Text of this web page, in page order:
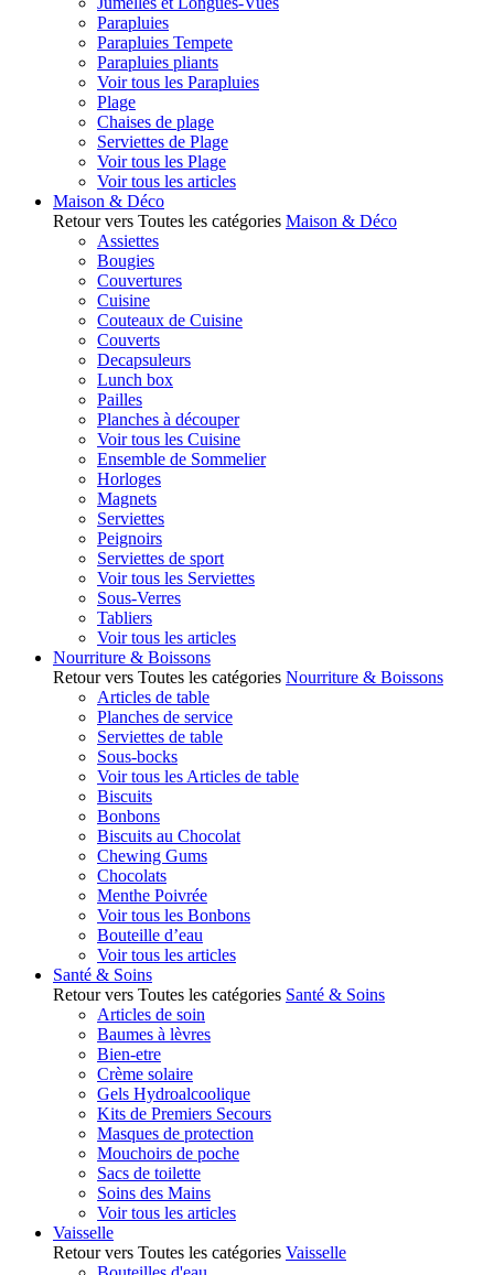
Parapluies
Parapluies Tempete
Parapluies pliants
Voir tous les Parapluies
Plage
Chaises de plage
Serviettes de Plage
Voir tous les Plage
Voir tous les articles
Maison & Déco
Retour vers Toutes les catégories Maison & Déco
Assiettes
Bougies
Couvertures
Cuisine
Couteaux de Cuisine
Couverts
Decapsuleurs
Lunch box
Pailles
Planches à découper
Voir tous les Cuisine
Ensemble de Sommelier
Horloges
Magnets
Serviettes
Peignoirs
Serviettes de sport
Voir tous les Serviettes
Sous-Verres
Tabliers
Voir tous les articles
Nourriture & Boissons
Retour vers Toutes les catégories Nourriture & Boissons
Articles de table
Planches de service
Serviettes de table
Sous-bocks
Voir tous les Articles de table
Biscuits
Bonbons
Biscuits au Chocolat
Chewing Gums
Chocolats
Menthe Poivrée
Voir tous les Bonbons
Bouteille d’eau
Voir tous les articles
Santé & Soins
Retour vers Toutes les catégories Santé & Soins
Articles de soin
Baumes à lèvres
Bien-etre
Crème solaire
Gels Hydroalcoolique
Kits de Premiers Secours
Masques de protection
Mouchoirs de poche
Sacs de toilette
Soins des Mains
Voir tous les articles
Vaisselle
Retour vers Toutes les catégories Vaisselle